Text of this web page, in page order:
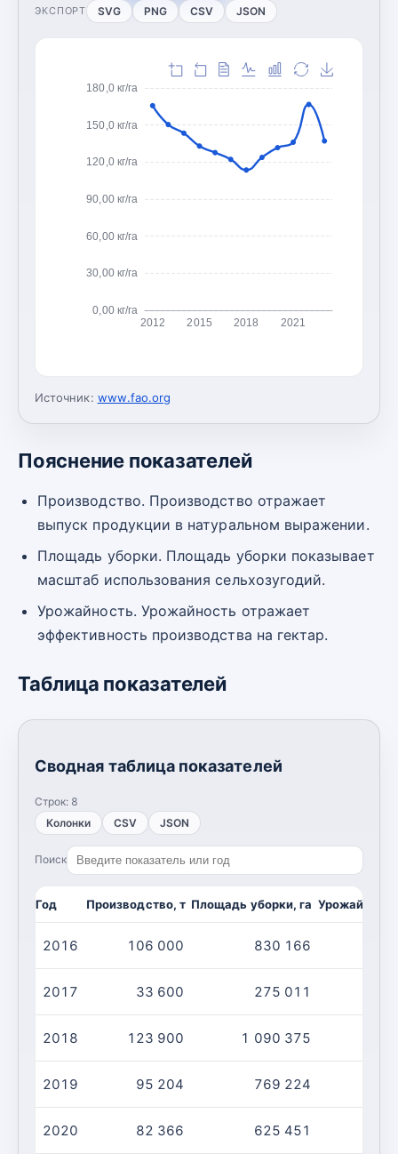
ЭКСПОРТ SVG PNG CSV JSON
0,00 кг/га
30,00 кг/га
60,00 кг/га
90,00 кг/га
120,0 кг/га
150,0 кг/га
180,0 кг/га
2012 2015 2018 2021
Источник: www.fao.org
Пояснение показателей
Производство. Производство отражает
выпуск продукции в натуральном выражении.
Площадь уборки. Площадь уборки показывает
масштаб использования сельхозугодий.
Урожайность. Урожайность отражает
эффективность производства на гектар.
Таблица показателей
Сводная таблица показателей
Строк: 8
Колонки
CSV JSON
Поиск
Год Производство, т Площадь уборки, га
2016 106 000 830 166
2017 33 600 275 011
2018 123 900 1 090 375
2019 95 204 769 224
2020 82 366 625 451